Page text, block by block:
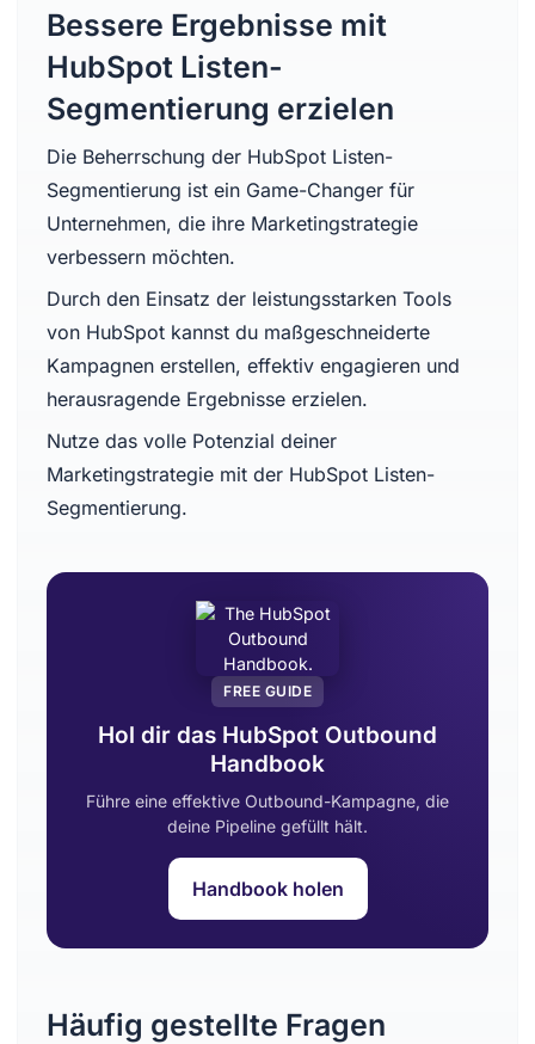
Bessere Ergebnisse mit
HubSpot Listen-
Segmentierung erzielen
Die Beherrschung der HubSpot Listen-
Segmentierung ist ein Game-Changer für
Unternehmen, die ihre Marketingstrategie
verbessern möchten.
Durch den Einsatz der leistungsstarken Tools
von HubSpot kannst du maßgeschneiderte
Kampagnen erstellen, effektiv engagieren und
herausragende Ergebnisse erzielen.
Nutze das volle Potenzial deiner
Marketingstrategie mit der HubSpot Listen-
Segmentierung.
FREE GUIDE
Hol dir das HubSpot Outbound
Handbook
Führe eine effektive Outbound-Kampagne, die
deine Pipeline gefüllt hält.
Handbook holen
Häufig gestellte Fragen